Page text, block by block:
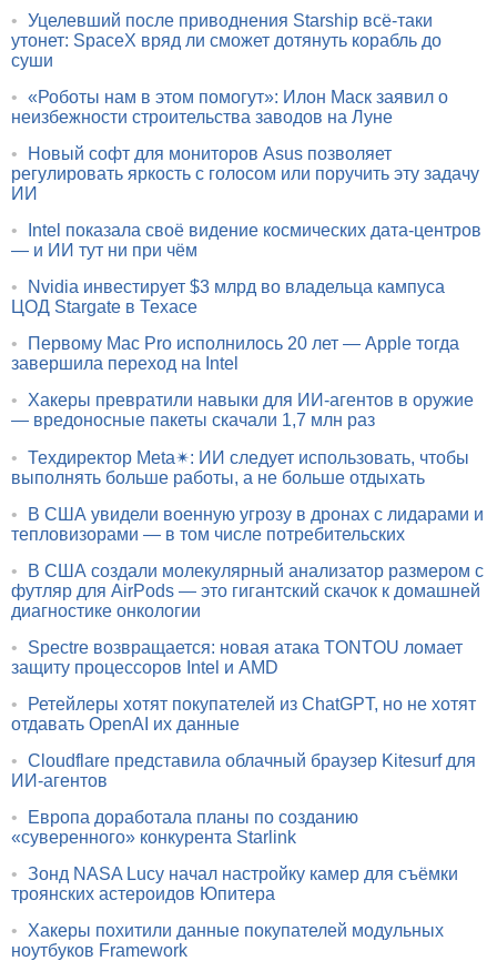
• Уцелевший после приводнения Starship всё-таки
утонет: SpaceX вряд ли сможет дотянуть корабль до
суши
• «Роботы нам в этом помогут»: Илон Маск заявил о
неизбежности строительства заводов на Луне
•
Новый софт для мониторов Asus позволяет
регулировать яркость с голосом или поручить эту задачу
ИИ
•
Intel показала своё видение космических дата-центров
— и ИИ тут ни при чём
•
Nvidia инвестирует $3 млрд во владельца кампуса
ЦОД Stargate в Техасе
•
Первому Mac Pro исполнилось 20 лет — Apple тогда
завершила переход на Intel
•
Хакеры превратили навыки для ИИ-агентов в оружие
— вредоносные пакеты скачали 1,7 млн раз
• Техдиректор Meta✴: ИИ следует использовать, чтобы
выполнять больше работы, а не больше отдыхать
•
В США увидели военную угрозу в дронах с лидарами и
тепловизорами — в том числе потребительских
•
В США создали молекулярный анализатор размером с
футляр для AirPods — это гигантский скачок к домашней
диагностике онкологии
•
Spectre возвращается: новая атака TONTOU ломает
защиту процессоров Intel и AMD
•
Ретейлеры хотят покупателей из ChatGPT, но не хотят
отдавать OpenAI их данные
• Cloudflare представила облачный браузер Kitesurf для
ИИ-агентов
•
Европа доработала планы по созданию
«суверенного» конкурента Starlink
• Зонд NASA Lucy начал настройку камер для съёмки
троянских астероидов Юпитера
•
Хакеры похитили данные покупателей модульных
ноутбуков Framework